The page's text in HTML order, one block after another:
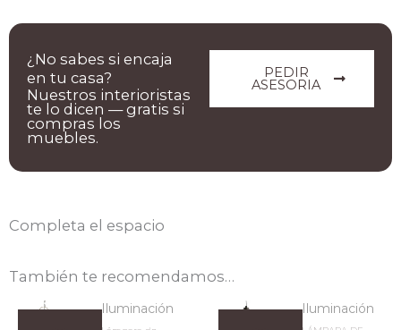
PEDIR
ASESORIA
¿No sabes si encaja
en tu casa?
Nuestros interioristas
te lo dicen — gratis si
compras los
muebles.
Completa el espacio
También te recomendamos…
Iluminación Iluminación